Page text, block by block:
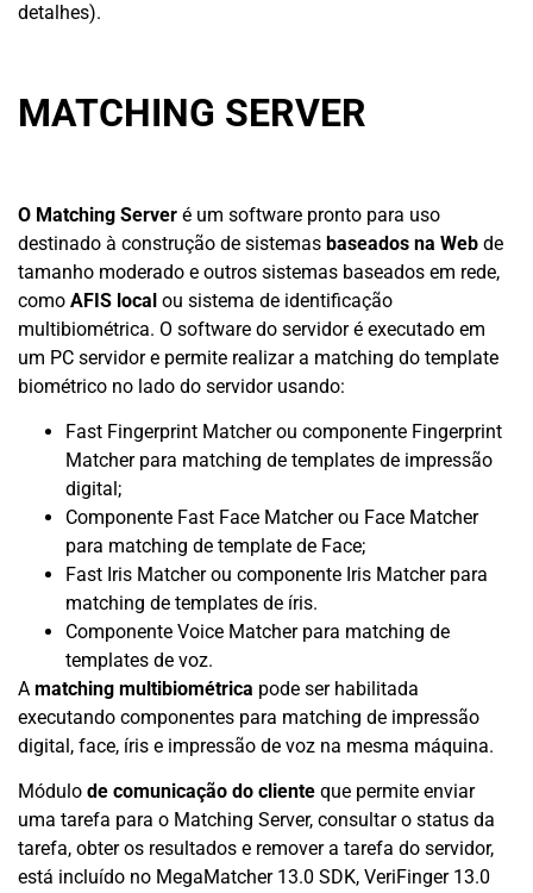
detalhes).
MATCHING SERVER
O Matching Server é um software pronto para uso
destinado à construção de sistemas baseados na Web de
tamanho moderado e outros sistemas baseados em rede,
como AFIS local ou sistema de identificação
multibiométrica. O software do servidor é executado em
um PC servidor e permite realizar a matching do template
biométrico no lado do servidor usando:
Fast Fingerprint Matcher ou componente Fingerprint
Matcher para matching de templates de impressão
digital;
Componente Fast Face Matcher ou Face Matcher
para matching de template de Face;
Fast Iris Matcher ou componente Iris Matcher para
matching de templates de íris.
Componente Voice Matcher para matching de
templates de voz.
A matching multibiométrica pode ser habilitada
executando componentes para matching de impressão
digital, face, íris e impressão de voz na mesma máquina.
Módulo de comunicação do cliente que permite enviar
uma tarefa para o Matching Server, consultar o status da
tarefa, obter os resultados e remover a tarefa do servidor,
está incluído no MegaMatcher 13.0 SDK, VeriFinger 13.0